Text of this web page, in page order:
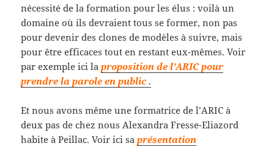
nécessité de la formation pour les élus : voilà un
domaine où ils devraient tous se former, non pas
pour devenir des clones de modèles à suivre, mais
pour être efficaces tout en restant eux-mêmes. Voir
par exemple ici laproposition de l’ARIC pour
prendre la parole en public .
Et nous avons même une formatrice de l’ARIC à
deux pas de chez nous Alexandra Fresse-Eliazord
habite à Peillac. Voir ici saprésentation